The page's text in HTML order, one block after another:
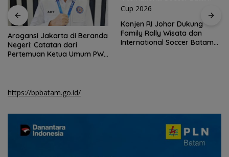
Arogansi Jakarta di Beranda
Negeri: Catatan dari
Pertemuan Ketua Umum PWI
Konjen RI Johor Dukung
Family Rally Wisata dan
International Soccer Batam
https://bpbatam.go.id/